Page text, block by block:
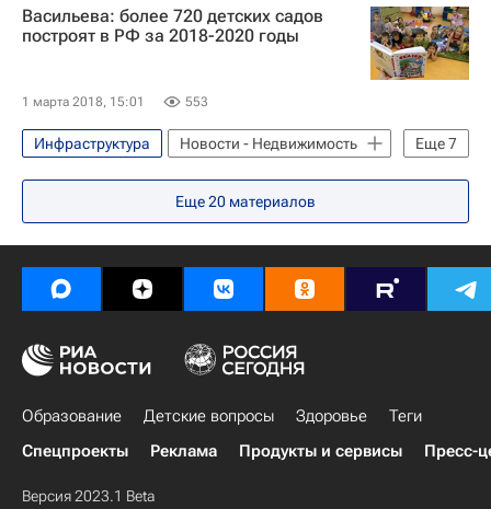
Васильева: более 720 детских садов
построят в РФ за 2018-2020 годы
1 марта 2018, 15:01 553
Еще7
Инфраструктура
Новости - Недвижимость
СН_Образование
Ольга Васильева
Социальная инфраструктура
Детские сады
Послание Владимира Путина Федеральному Собранию в 2018 году
Россия
Еще20 материалов
Образование Детские вопросы Здоровье
Теги
Спецпроекты
Реклама Продукты и сервисы Пресс-
Версия 2023.1 Beta